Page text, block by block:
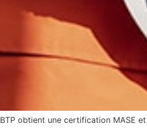
obtient une certification MASE